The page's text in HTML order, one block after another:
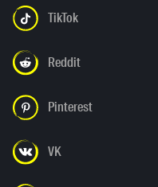
TikTok
Reddit
Pinterest
VK